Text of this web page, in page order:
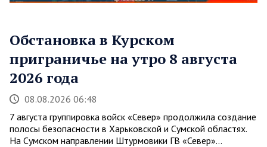
Обстановка в Курском
приграничье на утро 8 августа
2026 года
08.08.2026 06:48
7 августа группировка войск «Север» продолжила создание
полосы безопасности в Харьковской и Сумской областях.
На Сумском направлении Штурмовики ГВ «Север»…